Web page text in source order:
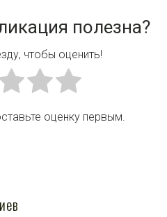
полезна?
чтобы оценить!
оценку первым.